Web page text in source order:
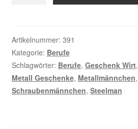
Artikelnummer: 391
Kategorie: Berufe
Schlagwörter: Berufe, Geschenk Wirt,
Metall Geschenke, Metallmännchen,
Schraubenmännchen, Steelman